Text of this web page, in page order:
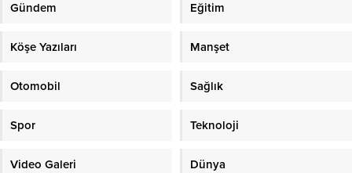
Gündem Eğitim
Köşe Yazıları Manşet
Otomobil Sağlık
Spor Teknoloji
Video Galeri Dünya